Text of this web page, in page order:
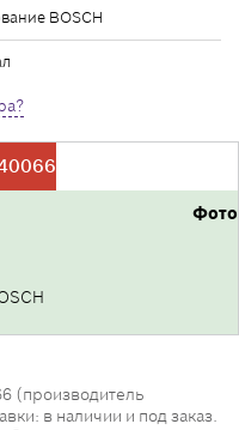
BOSCH
Фото
(производитель
в наличии и под заказ.